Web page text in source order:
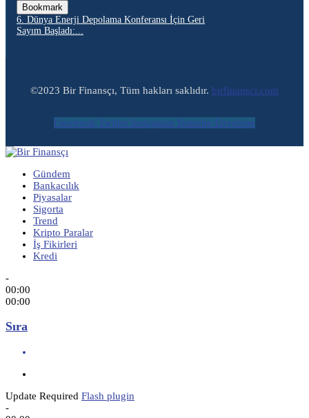
Bookmark
6. Dünya Enerji Depolama Konferansı İçin Geri
Sayım Başladı:...
©2023 Bir Finansçı, Tüm hakları saklıdır. birfinansci.com
Facebook Twitter Instagram Youtube Envelope
Gündem
Bankacılık
Piyasalar
Sigorta
Trend
Kripto Paralar
İş Fikirleri
Kredi
-
00:00
00:00
Sıra
Update Required Flash plugin
-